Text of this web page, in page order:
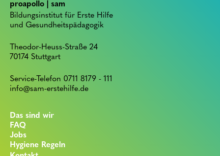
proapollo | sam
Bildungsinstitut für Erste Hilfe
und Gesundheitspädagogik
Theodor-Heuss-Straße 24
70174 Stuttgart
Service-Telefon 0711 8179 - 111
info@sam-erstehilfe.de
Das sind wir
FAQ
Jobs
Hygiene Regeln